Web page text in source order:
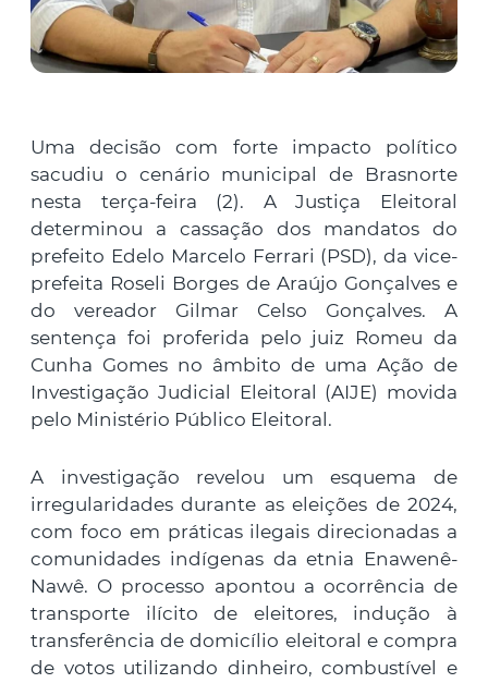
Uma decisão com forte impacto político
sacudiu o cenário municipal de Brasnorte
nesta terça-feira (2). A Justiça Eleitoral
determinou a cassação dos mandatos do
prefeito Edelo Marcelo Ferrari (PSD), da vice-
prefeita Roseli Borges de Araújo Gonçalves e
do vereador Gilmar Celso Gonçalves. A
sentença foi proferida pelo juiz Romeu da
Cunha Gomes no âmbito de uma Ação de
Investigação Judicial Eleitoral (AIJE) movida
pelo Ministério Público Eleitoral.
A investigação revelou um esquema de
irregularidades durante as eleições de 2024,
com foco em práticas ilegais direcionadas a
comunidades indígenas da etnia Enawenê-
Nawê. O processo apontou a ocorrência de
transporte ilícito de eleitores, indução à
transferência de domicílio eleitoral e compra
de votos utilizando dinheiro, combustível e